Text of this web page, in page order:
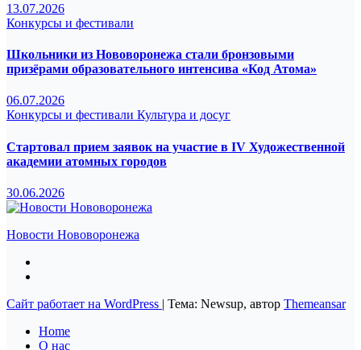
13.07.2026
Конкурсы и фестивали
Школьники из Нововоронежа стали бронзовыми
призёрами образовательного интенсива «Код Атома»
06.07.2026
Конкурсы и фестивали Культура и досуг
Стартовал прием заявок на участие в IV Художественной
академии атомных городов
30.06.2026
Новости Нововоронежа
Сайт работает на WordPress | Тема: Newsup, автор Themeansar
Home
О нас